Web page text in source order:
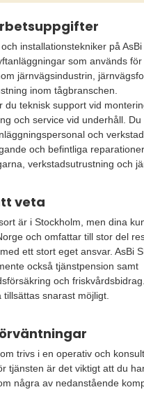
installationstekniker på
som används
järnvägsindustrin,
inom tågbranschen.
du teknisk support vid
och service vid underhåll.
och
och befintliga
verkstadsutrustning och
veta
är i Stockholm, men dina
och omfattar till stor del
ett stort eget ansvar. AsBi
också tjänstpension samt
och
tillsättas snarast möjligt.
trivs i en operativ och
tjänsten är det viktigt att du
några av nedanstående